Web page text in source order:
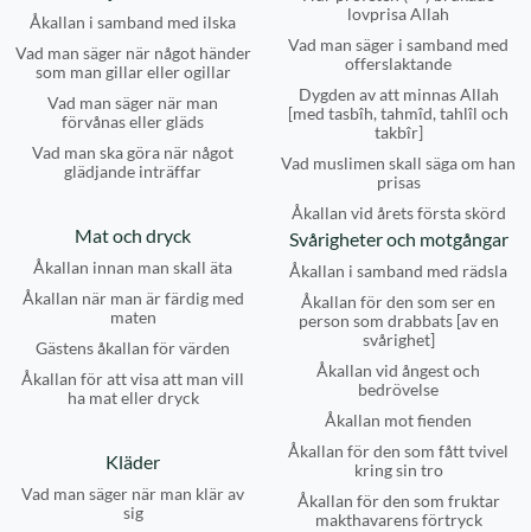
lovprisa Allah
Vad man säger i samband med
offerslaktande
Dygden av att minnas Allah
[med tasbîh, tahmîd, tahlîl och
takbîr]
Vad muslimen skall säga om han
prisas
Åkallan vid årets första skörd
Åkallan i samband med ilska
Vad man säger när något händer
som man gillar eller ogillar
Vad man säger när man
förvånas eller gläds
Vad man ska göra när något
glädjande inträffar
Mat och dryck
Åkallan innan man skall äta
Åkallan när man är färdig med
maten
Gästens åkallan för värden
Åkallan för att visa att man vill
ha mat eller dryck
Svårigheter och motgångar
Åkallan i samband med rädsla
Åkallan för den som ser en
person som drabbats [av en
svårighet]
Åkallan vid ångest och
bedrövelse
Åkallan mot fienden
Åkallan för den som fått tvivel
kring sin tro
Åkallan för den som fruktar
makthavarens förtryck
Kläder
Vad man säger när man klär av
sig